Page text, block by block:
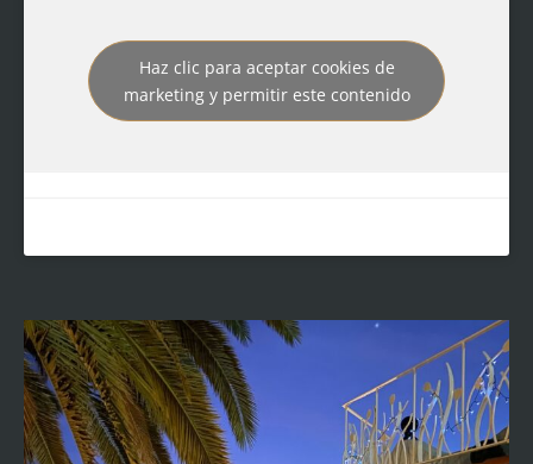
Haz clic para aceptar cookies de
marketing y permitir este contenido